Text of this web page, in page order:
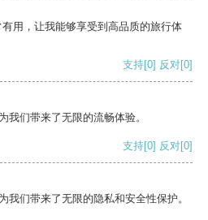
用，让我能够享受到高品质的旅行体
支持[0] 反对[0]
我们带来了无限的流畅体验。
支持[0] 反对[0]
我们带来了无限的隐私和安全性保护。